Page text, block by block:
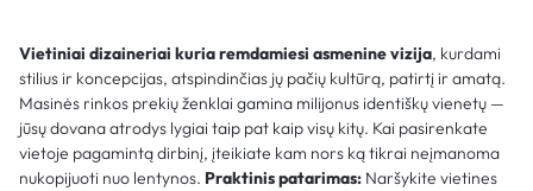
Vietiniai dizaineriai kuria remdamiesi asmenine vizija, kurdami
stilius ir koncepcijas, atspindinčias jų pačių kultūrą, patirtį ir amatą.
Masinės rinkos prekių ženklai gamina milijonus identiškų vienetų —
jūsų dovana atrodys lygiai taip pat kaip visų kitų. Kai pasirenkate
vietoje pagamintą dirbinį, įteikiate kam nors ką tikrai neįmanoma
nukopijuoti nuo lentynos. Praktinis patarimas: Naršykite vietines